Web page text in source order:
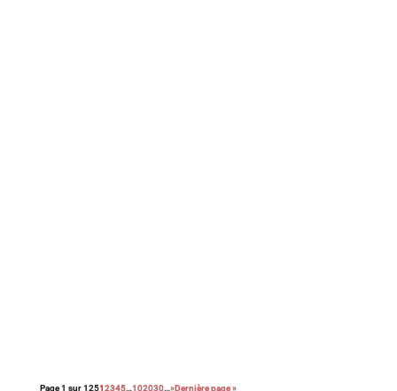
Page 1 sur 12512345…102030…»Dernière page »